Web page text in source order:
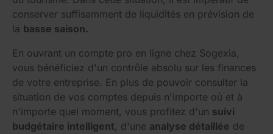
conserver suffisamment de liquidités en prévision de
la basse saison.
En ouvrant un compte pro en ligne chez Sogexia,
vous bénéficiez d'un contrôle absolu sur les finances
de votre entreprise. En plus de pouvoir consulter la
situation de vos comptes depuis n'importe où et à
n'importe quel moment, vous profitez d'un suivi
budgétaire intelligent, d'une analyse détaillée de